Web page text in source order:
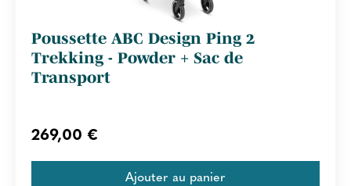
Poussette ABC Design Ping 2
Trekking - Powder + Sac de
Transport
269,00 €